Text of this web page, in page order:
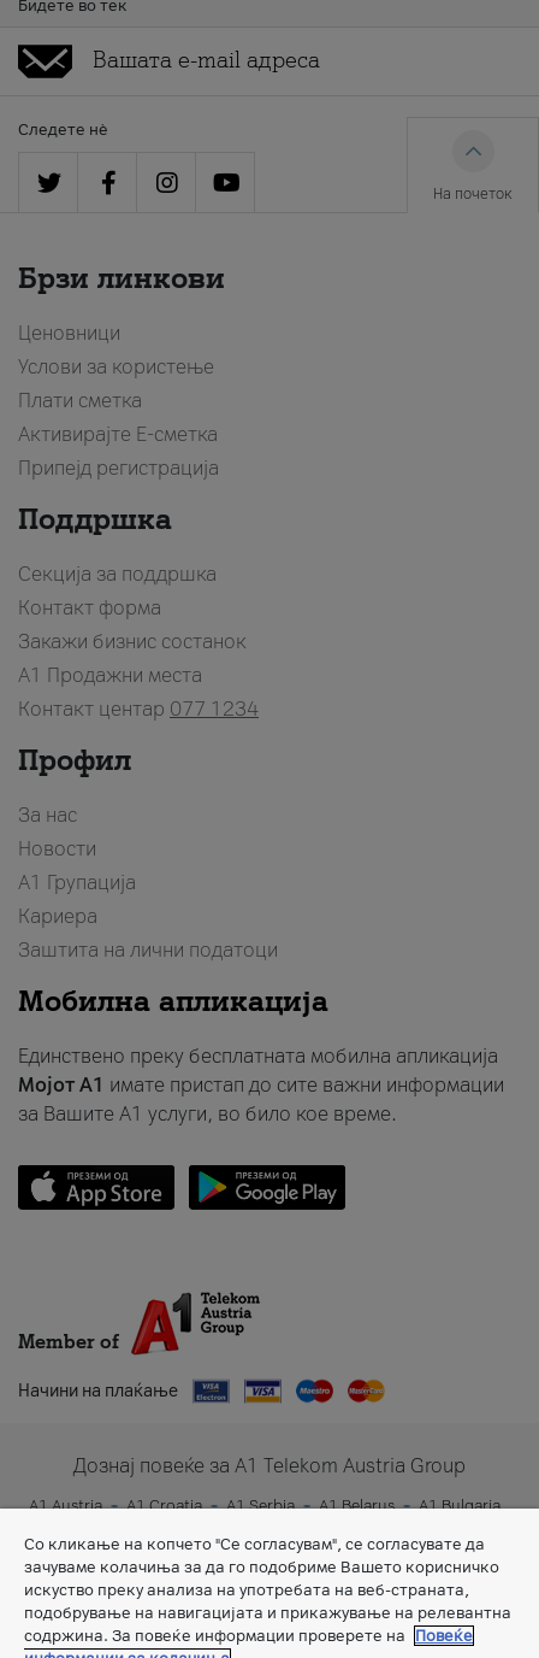
Бидете во тек
Следете нè
На почеток
Брзи линкови
Ценовници
Услови за користење
Плати сметка
Активирајте Е-сметка
Припејд регистрација
Поддршка
Секција за поддршка
Контакт форма
Закажи бизнис состанок
A1 Продажни места
Контакт центар 077 1234
Профил
За нас
Новости
А1 Групација
Кариера
Заштита на лични податоци
Мобилна апликација
Единствено преку бесплатната мобилна апликација
Мојот A1 имате пристап до сите важни информации
за Вашите A1 услуги, во било кое време.
Member of
Начини на плаќање
Дознај повеќе за A1 Telekom Austria Group
A1 Austria A1 Croatia A1 Serbia A1 Belarus
A1 Bulgaria
Со кликање на копчето "Се согласувам", се согласувате да
зачуваме колачиња за да го подобриме Вашето корисничко
искуство преку анализа на употребата на веб-страната,
подобрување на навигацијата и прикажување на релевантна
содржина. За повеќе информации проверете на
Повеќе